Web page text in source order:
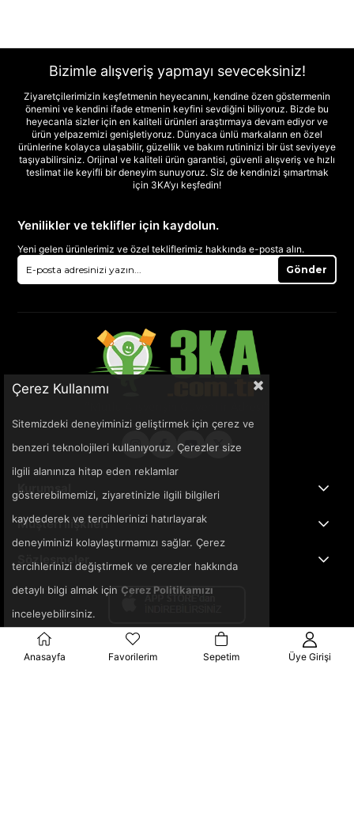
Bizimle alışveriş yapmayı seveceksiniz!
Ziyaretçilerimizin keşfetmenin heyecanını, kendine özen göstermenin
önemini ve kendini ifade etmenin keyfini sevdiğini biliyoruz. Bizde bu
heyecanla sizler için en kaliteli ürünleri araştırmaya devam ediyor ve
ürün yelpazemizi genişletiyoruz. Dünyaca ünlü markaların en özel
ürünlerine kolayca ulaşabilir, güzellik ve bakım rutininizi bir üst seviyeye
taşıyabilirsiniz. Orijinal ve kaliteli ürün garantisi, güvenli alışveriş ve hızlı
teslimat ile keyifli bir deneyim sunuyoruz. Siz de kendinizi şımartmak
için 3KA’yı keşfedin!
Yenilikler ve teklifler için kaydolun.
Yeni gelen ürünlerimiz ve özel tekliflerimiz hakkında e-posta alın.
Gönder
Kurumsal
Müşteri İlişkileri
Sözleşmeler
Çerez Kullanımı
Sitemizdeki deneyiminizi geliştirmek için çerez ve
benzeri teknolojileri kullanıyoruz. Çerezler size
ilgili alanınıza hitap eden reklamlar
gösterebilmemizi, ziyaretinizle ilgili bilgileri
kaydederek ve tercihlerinizi hatırlayarak
deneyiminizi kolaylaştırmamızı sağlar. Çerez
tercihlerinizi değiştirmek ve çerezler hakkında
detaylı bilgi almak için Çerez Politikamızı
inceleyebilirsiniz.
Anasayfa Favorilerim Sepetim Üye Girişi